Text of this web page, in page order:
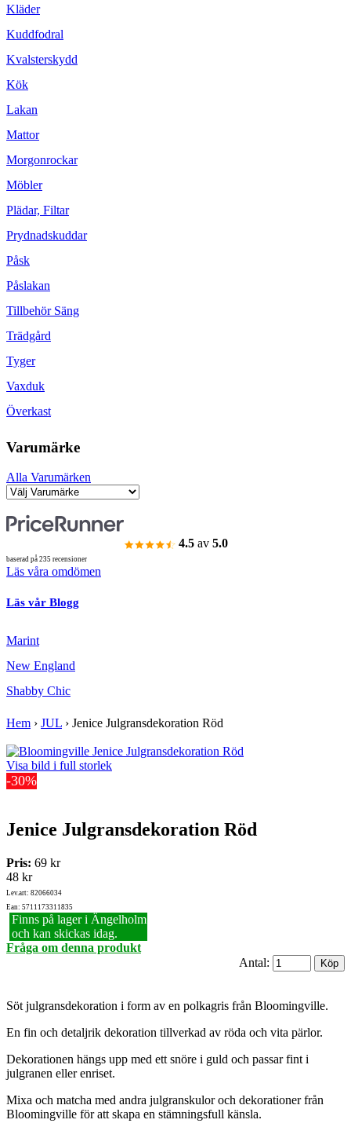
Kläder
Kuddfodral
Kvalsterskydd
Kök
Lakan
Mattor
Morgonrockar
Möbler
Plädar, Filtar
Prydnadskuddar
Påsk
Påslakan
Tillbehör Säng
Trädgård
Tyger
Vaxduk
Överkast
Varumärke
Alla Varumärken
4.5 av 5.0
baserad på 235 recensioner
Läs våra omdömen
Läs vår Blogg
Marint
New England
Shabby Chic
Hem › JUL › Jenice Julgransdekoration Röd
Visa bild i full storlek
-30%
Jenice Julgransdekoration Röd
Pris: 69 kr
48 kr
Lev.art: 82066034
Ean: 5711173311835
Finns på lager i Ängelholm
och kan skickas idag.
Fråga om denna produkt
Antal:
Söt julgransdekoration i form av en polkagris från Bloomingville.
En fin och detaljrik dekoration tillverkad av röda och vita pärlor.
Dekorationen hängs upp med ett snöre i guld och passar fint i
julgranen eller enriset.
Mixa och matcha med andra julgranskulor och dekorationer från
Bloomingville för att skapa en stämningsfull känsla.